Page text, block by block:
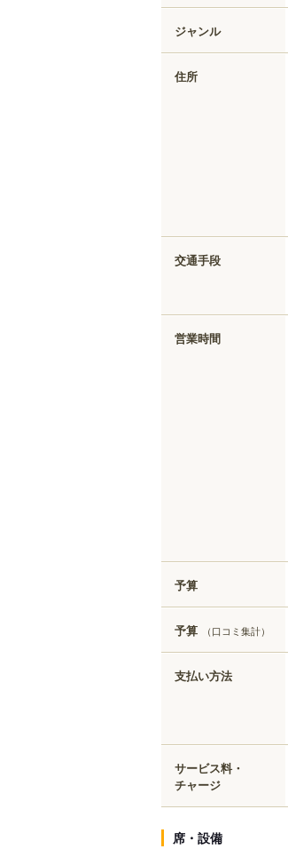
ジャンル
住所
交通手段
営業時間
予算
予算 （口コミ集計）
支払い方法
サービス料・
チャージ
席・設備